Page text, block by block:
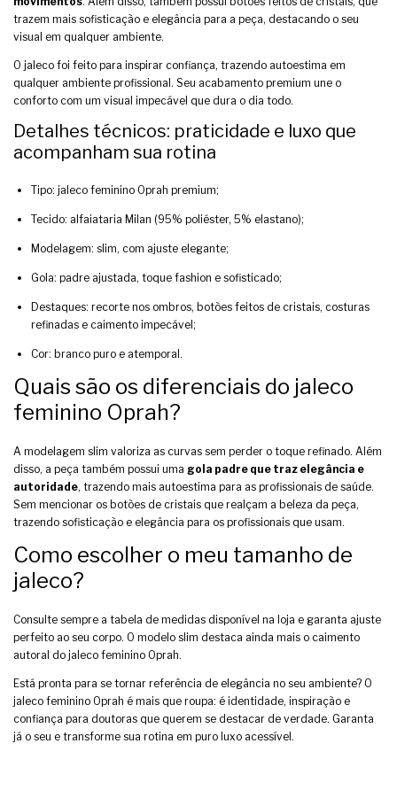
trazem mais sofisticação e elegância para a peça, destacando o seu
visual em qualquer ambiente.
O jaleco foi feito para inspirar confiança, trazendo autoestima em
qualquer ambiente profissional. Seu acabamento premium une o
conforto com um visual impecável que dura o dia todo.
Detalhes técnicos: praticidade e luxo que
acompanham sua rotina
Tipo: jaleco feminino Oprah premium;
Tecido: alfaiataria Milan (95% poliéster, 5% elastano);
Modelagem: slim, com ajuste elegante;
Gola: padre ajustada, toque fashion e sofisticado;
Destaques: recorte nos ombros, botões feitos de cristais, costuras
refinadas e caimento impecável;
Cor: branco puro e atemporal.
Quais são os diferenciais do jaleco
feminino Oprah?
A modelagem slim valoriza as curvas sem perder o toque refinado. Além
disso, a peça também possui uma gola padre que traz elegância e
autoridade, trazendo mais autoestima para as profissionais de saúde.
Sem mencionar os botões de cristais que realçam a beleza da peça,
trazendo sofisticação e elegância para os profissionais que usam.
Como escolher o meu tamanho de
jaleco?
Consulte sempre a tabela de medidas disponível na loja e garanta ajuste
perfeito ao seu corpo. O modelo slim destaca ainda mais o caimento
autoral do jaleco feminino Oprah.
Está pronta para se tornar referência de elegância no seu ambiente? O
jaleco feminino Oprah é mais que roupa: é identidade, inspiração e
confiança para doutoras que querem se destacar de verdade. Garanta
já o seu e transforme sua rotina em puro luxo acessível.